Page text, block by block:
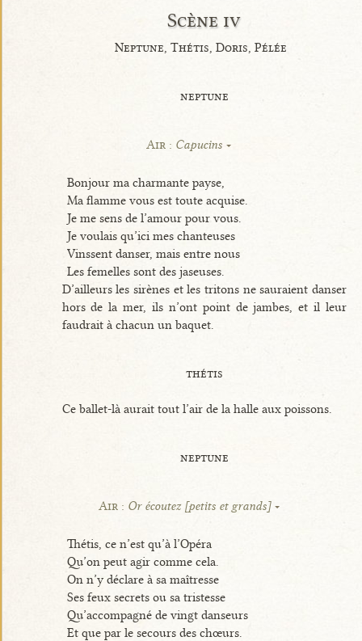
Scène iv
Neptune, Thétis, Doris, Pélée
neptune
Air : Capucins
Bonjour ma charmante payse,
Ma flamme vous est toute acquise.
Je me sens de l’amour pour vous.
Je voulais qu’ici mes chanteuses
Vinssent danser, mais entre nous
Les femelles sont des jaseuses.
D’ailleurs les sirènes et les tritons ne sauraient danser
hors de la mer, ils n’ont point de jambes, et il leur
faudrait à chacun un baquet.
thétis
Ce ballet-là aurait tout l’air de la halle aux poissons.
neptune
Air : Or écoutez [petits et grands]
Thétis, ce n’est qu’à l’Opéra
Qu’on peut agir comme cela.
On n’y déclare à sa maîtresse
Ses feux secrets ou sa tristesse
Qu’accompagné de vingt danseurs
Et que par le secours des chœurs.